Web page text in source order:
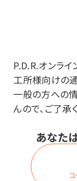
P.D.R.オンライ
工所様向けの
一般の方への
んので、ご了承
あなた
ピレスロイド系
天然香料の涼や
め切りがちな部
メーカー・ブラ
フマキラー株式会